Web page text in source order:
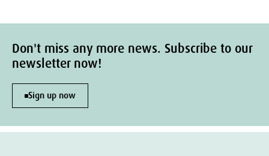
Don't miss any more news. Subscribe to our
newsletter now!
Sign up now